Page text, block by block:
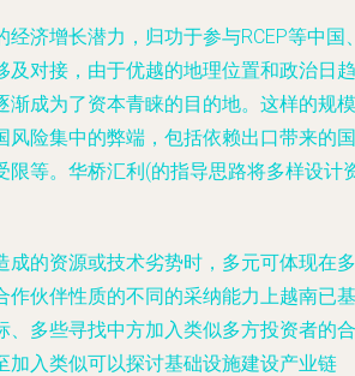
济增长潜力，归功于参与RCEP等中国
及对接，由于优越的地理位置和政治日趋
渐成为了资本青睐的目的地。这样的规模
风险集中的弊端，包括依赖出口带来的国
限等。华桥汇利(的指导思路将多样设计
成的资源或技术劣势时，多元可体现在多
作伙伴性质的不同的采纳能力上越南已基
、多些寻找中方加入类似多方投资者的合
加入类似可以探讨基础设施建设产业链